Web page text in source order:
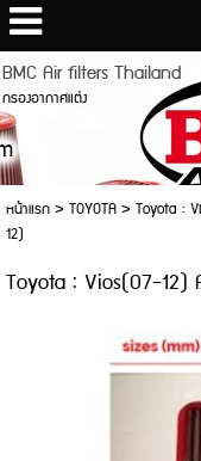
BMC Air filters Thailand
กรองอากาศแต่ง
หน้าแรก>TOYOTA>Toyota :
12)
Toyota : Vios(07-12)